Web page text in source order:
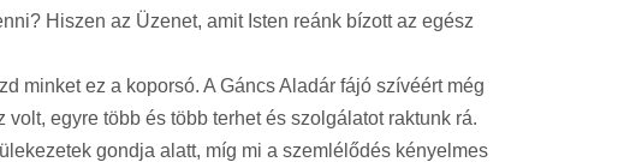
Hiszen az Üzenet, amit Isten reánk bízott az egész
minket ez a koporsó. A Gáncs Aladár fájó szívéért még
egyre több és több terhet és szolgálatot raktunk rá.
gondja alatt, míg mi a szemlélődés kényelmes